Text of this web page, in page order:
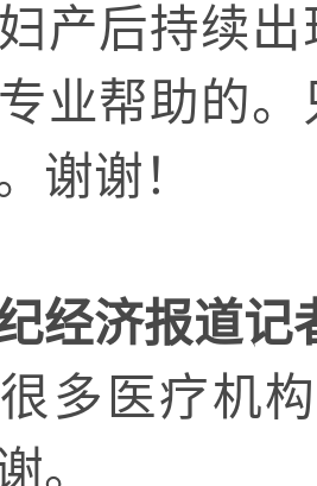
产后持续
业帮助的
谢谢！
经济报道记
多医疗机
。